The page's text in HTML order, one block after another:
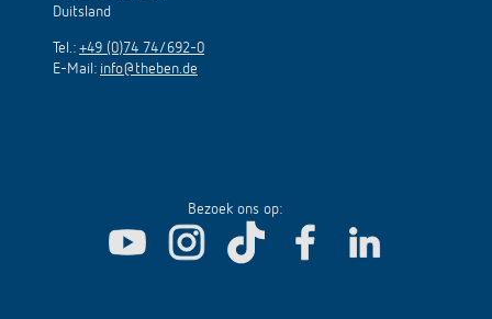
Duitsland
Tel.: +49 (0)74 74/692-0
E-Mail: info@theben.de
Bezoek ons op: